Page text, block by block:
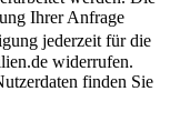
Ihrer Anfrage
jederzeit für die
widerrufen.
finden Sie